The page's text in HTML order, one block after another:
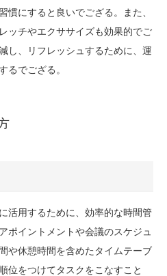
慣にすると良いでござる。また、
ッチやエクササイズも効果的でご
し、リフレッシュするために、運
るでござる。
活用するために、効率的な時間管
ポイントメントや会議のスケジュ
や休憩時間を含めたタイムテーブ
位をつけてタスクをこなすこと